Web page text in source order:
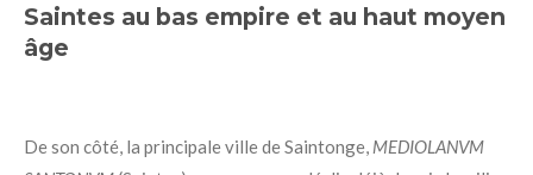
Saintes au bas empire et au haut moyen
âge
De son côté, la principale ville de Saintonge, MEDIOLANVM